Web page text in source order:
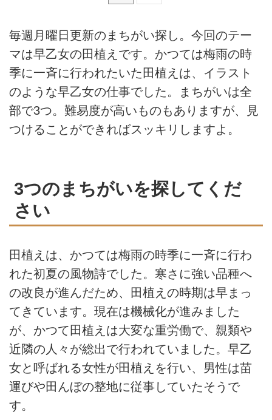
毎週月曜日更新のまちがい探し。今回のテー
マは早乙女の田植えです。かつては梅雨の時
季に一斉に行われたいた田植えは、イラスト
のような早乙女の仕事でした。まちがいは全
部で3つ。難易度が高いものもありますが、見
つけることができればスッキリしますよ。
3つのまちがいを探してくだ
さい
田植えは、かつては梅雨の時季に一斉に行わ
れた初夏の風物詩でした。寒さに強い品種へ
の改良が進んだため、田植えの時期は早まっ
てきています。現在は機械化が進みました
が、かつて田植えは大変な重労働で、親類や
近隣の人々が総出で行われていました。早乙
女と呼ばれる女性が田植えを行い、男性は苗
運びや田んぼの整地に従事していたそうで
す。